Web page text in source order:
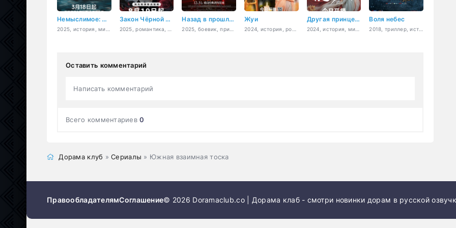
Немыслимое: Странные истории Закон Чёрной луны Назад в прошлое Жуи Другая принцесса Воля небес
Оставить комментарий
Написать комментарий
Всего комментариев0
Дорама клуб »Сериалы » Южная взаимная тоска
ПравообладателямСоглашение© 2026 Doramaclub.co | Дорама клаб - смотри новинки дорам в русской